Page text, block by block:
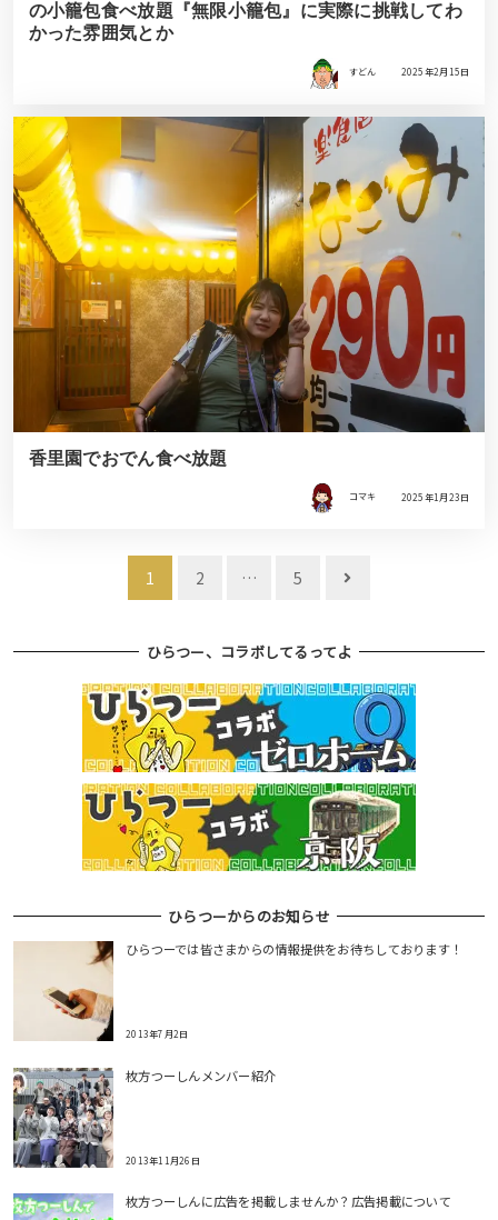
の小籠包食べ放題『無限小籠包』に実際に挑戦してわ
かった雰囲気とか
すどん 2025年2月15日
香里園でおでん食べ放題
コマキ 2025年1月23日
ビ
1 2 … 5
ひらつー、コラボしてるってよ
ひらつーからのお知らせ
ひらつーでは皆さまからの情報提供をお待ちしております！
2013年7月2日
枚方つーしんメンバー紹介
2013年11月26日
枚方つーしんに広告を掲載しませんか？広告掲載について